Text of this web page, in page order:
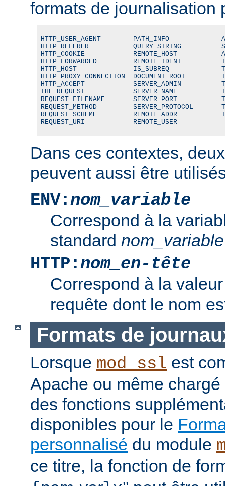
formats de journalisation
HTTP_USER_AGENT        PATH_INFO
HTTP_REFERER           QUERY_STRING
HTTP_COOKIE            REMOTE_HOST
HTTP_FORWARDED         REMOTE_IDENT
HTTP_HOST              IS_SUBREQ
HTTP_PROXY_CONNECTION  DOCUMENT_ROOT
HTTP_ACCEPT            SERVER_ADMIN
THE_REQUEST            SERVER_NAME
REQUEST_FILENAME       SERVER_PORT
REQUEST_METHOD         SERVER_PROTOCOL
REQUEST_SCHEME         REMOTE_ADDR
REQUEST_URI            REMOTE_USER
Dans ces contextes,
peuvent aussi être
ENV:nom_variable
Correspond à la
standard nom_variable
HTTP:nom_en-tête
Correspond à la
requête dont le nom
Formats de
Lorsque mod_ssl est
Apache ou même
des fonctions
disponibles pour le
personnalisé du module
ce titre, la fonction de